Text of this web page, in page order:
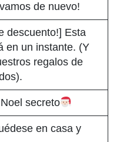
de nuevo!
descuento!] Esta
en un instante. (Y
regalos de
secreto
en casa y